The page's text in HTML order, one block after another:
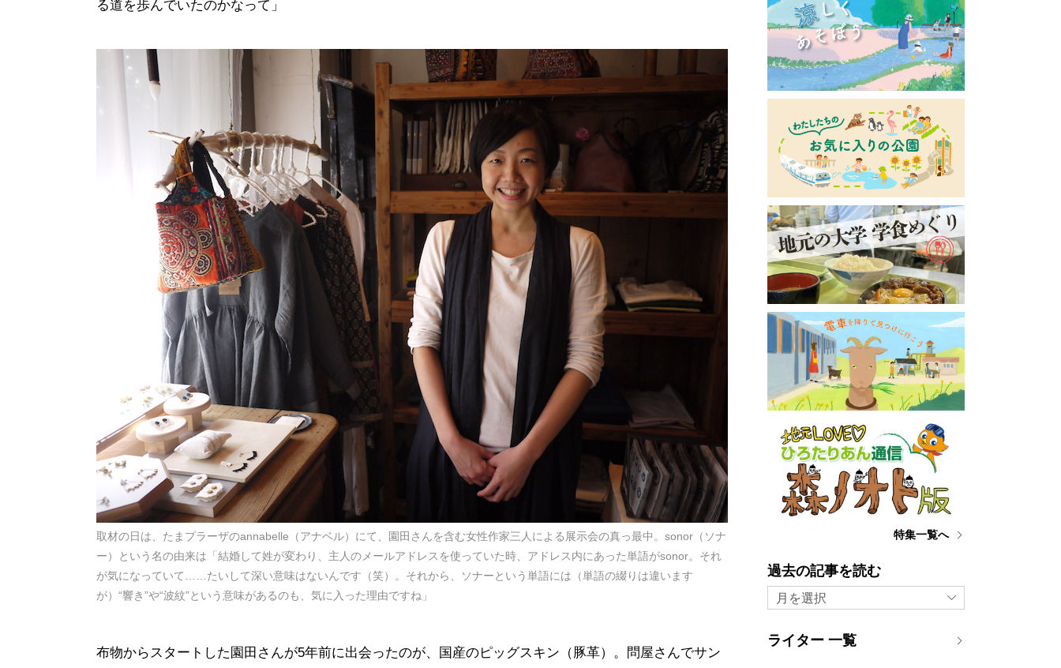
る道を歩んでいたのかなって」
取材の日は、たまプラーザのannabelle（アナベル）にて、園田さんを含む女性作家三人による展示会の真っ最中。sonor（ソナ
ー）という名の由来は「結婚して姓が変わり、主人のメールアドレスを使っていた時、アドレス内にあった単語がsonor。それ
が気になっていて……たいして深い意味はないんです（笑）。それから、ソナーという単語には（単語の綴りは違います
が）“響き”や“波紋”という意味があるのも、気に入った理由ですね」
布物からスタートした園田さんが5年前に出会ったのが、国産のピッグスキン（豚革）。問屋さんでサン
特集一覧へ
過去の記事を読む
月を選択
ライター 一覧